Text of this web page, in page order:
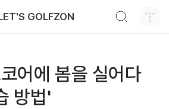
GOLFZON
어에 봄을 실어다
방법'